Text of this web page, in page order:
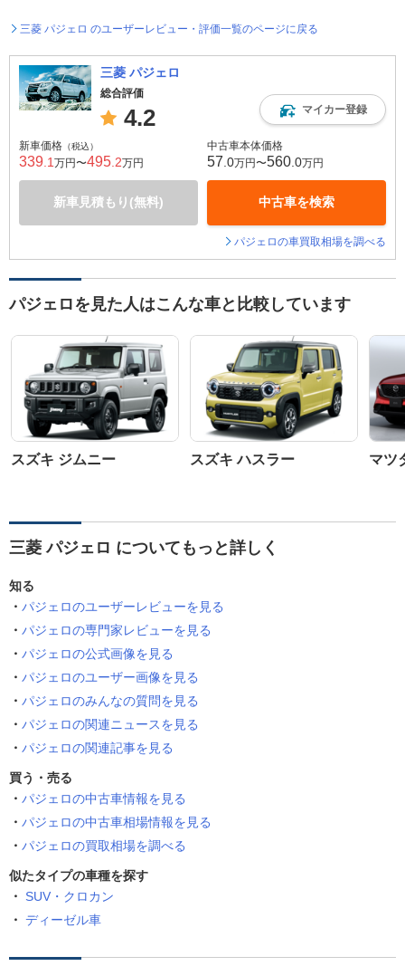
三菱 パジェロ のユーザーレビュー・評価一覧のページに戻る
三菱 パジェロ
総合評価
4.2 マイカー登録
新車価格 （税込）
339 .1 万円〜495 .2万円
新車見積もり(無料)
中古車本体価格
57 .0万円〜560 .0万円
中古車を検索
パジェロの車買取相場を調べる
パジェロを見た人はこんな車と比較しています
スズキ ジムニー スズキ ハスラー マツ
三菱 パジェロ についてもっと詳しく
知る
パジェロのユーザーレビューを見る
パジェロの専門家レビューを見る
パジェロの公式画像を見る
パジェロのユーザー画像を見る
パジェロのみんなの質問を見る
パジェロの関連ニュースを見る
パジェロの関連記事を見る
買う・売る
パジェロの中古車情報を見る
パジェロの中古車相場情報を見る
パジェロの買取相場を調べる
似たタイプの車種を探す
SUV・クロカン
ディーゼル車